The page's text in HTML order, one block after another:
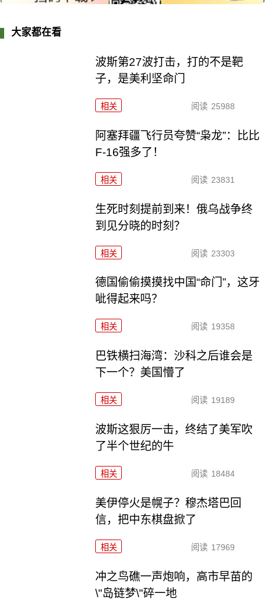
大家都在看
波斯第27波打击，打的不是靶
子，是美利坚命门
相关 阅读 25988
阿塞拜疆飞行员夸赞“枭龙”：比比
F-16强多了！
相关 阅读 23831
生死时刻提前到来！俄乌战争终
到见分晓的时刻？
相关 阅读 23303
德国偷偷摸摸找中国“命门”，这牙
呲得起来吗？
相关 阅读 19358
巴铁横扫海湾：沙科之后谁会是
下一个？美国懵了
相关 阅读 19189
波斯这狠厉一击，终结了美军吹
了半个世纪的牛
相关 阅读 18484
美伊停火是幌子？穆杰塔巴回
信，把中东棋盘掀了
相关 阅读 17969
冲之鸟礁一声炮响，高市早苗的
\"岛链梦\"碎一地